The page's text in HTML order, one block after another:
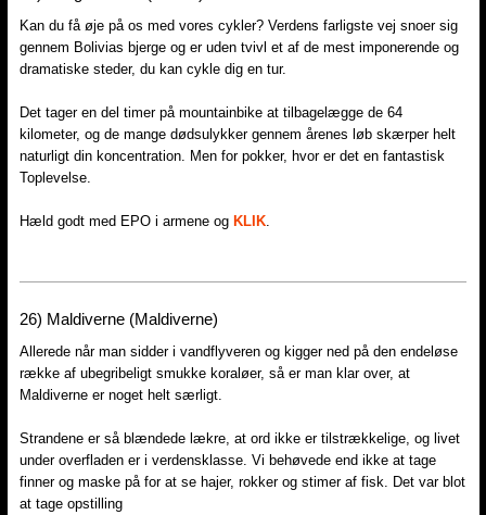
Kan du få øje på os med vores cykler? Verdens farligste vej snoer sig
gennem Bolivias bjerge og er uden tvivl et af de mest imponerende og
dramatiske steder, du kan cykle dig en tur.
Det tager en del timer på mountainbike at tilbagelægge de 64
kilometer, og de mange dødsulykker gennem årenes løb skærper helt
naturligt din koncentration. Men for pokker, hvor er det en fantastisk
Toplevelse.
Hæld godt med EPO i armene og KLIK
26) Maldiverne (Maldiverne)
Allerede når man sidder i vandflyveren og kigger ned på den endeløse
række af ubegribeligt smukke koraløer, så er man klar over, at
Maldiverne er noget helt særligt.
Strandene er så blændede lækre, at ord ikke er tilstrækkelige, og livet
under overfladen er i verdensklasse. Vi behøvede end ikke at tage
finner og maske på for at se hajer, rokker og stimer af fisk. Det var blot
at tage opstilling